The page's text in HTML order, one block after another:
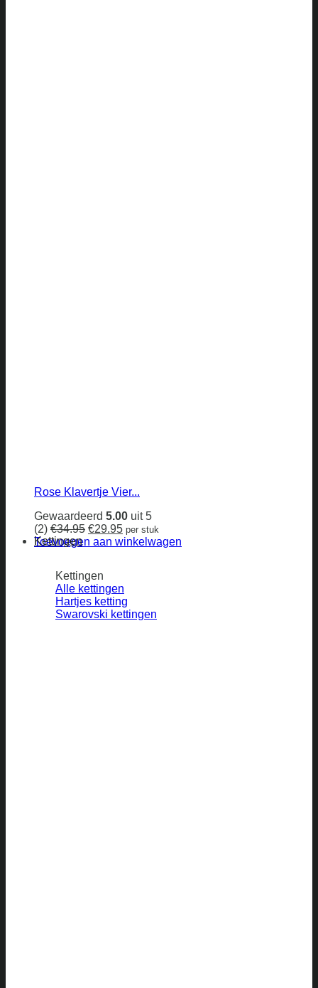
Rose Klavertje Vier...
Gewaardeerd 5.00 uit 5
(2) €34.95 Oorspronkelijke
prijs
€29.95Huidige
prijs
per stuk
Toevoegen aan winkelwagen
Kettingen
Kettingen
Alle kettingen
Hartjes ketting
Swarovski kettingen